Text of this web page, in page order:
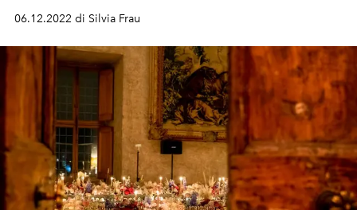
06.12.2022 di Silvia Frau